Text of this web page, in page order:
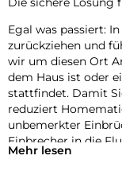
Egal was passiert:
zurückziehen und
wir um diesen Ort
dem Haus ist oder
stattfindet. Damit
reduziert
unbemerkter
Einbrecher in die
alarmiert. Das
Mehr lesen